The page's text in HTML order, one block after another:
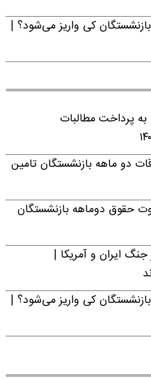
کی واریز می‌شود؟ |
پرداخت مطالبات
دو ماهه بازنشستگان تامین
حقوق دوماهه بازنشستگان
ایران و آمریکا |
کی واریز می‌شود؟ |